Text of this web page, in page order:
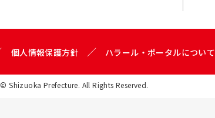
個人情報保護方針 ハラール・ポータルについて
© Shizuoka Prefecture. All Rights Reserved.